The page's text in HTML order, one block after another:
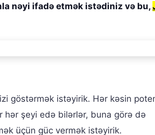
nəyi ifadə etmək istədiniz və bu,
göstərmək istəyirik. Hər kəsin
hər şeyi edə bilərlər, buna görə də
üçün güc vermək istəyirik.